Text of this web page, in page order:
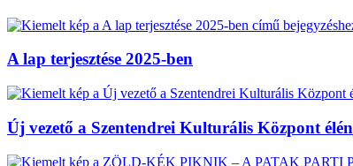
A lap terjesztése 2025-ben
Új vezető a Szentendrei Kulturális Központ élén